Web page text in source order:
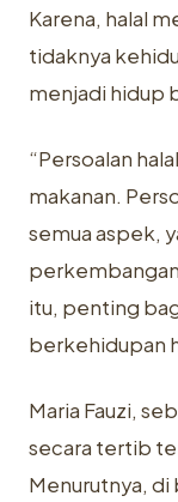
Karena, halal
tidaknya
menjadi hidup
“Persoalan
makanan.
semua aspek,
perkembangan
itu, penting
berkehidupan
Maria Fauzi,
secara tertib
Menurutnya,